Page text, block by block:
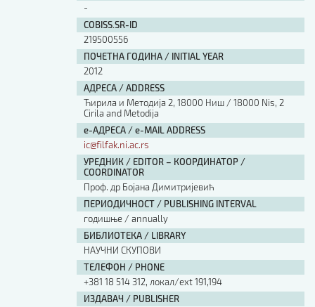
-
COBISS.SR-ID
219500556
ПОЧЕТНА ГОДИНА / INITIAL YEAR
2012
АДРЕСА / ADDRESS
Ћирила и Методија 2, 18000 Ниш / 18000 Nis, 2
Cirila and Metodija
е-АДРЕСА / e-MAIL ADDRESS
ic@filfak.ni.ac.rs
УРЕДНИК / EDITOR – КООРДИНАТОР /
COORDINATOR
Проф. др Бојана Димитријевић
ПЕРИОДИЧНОСТ / PUBLISHING INTERVAL
годишње / annually
БИБЛИОТЕКА / LIBRARY
НАУЧНИ СКУПОВИ
ТЕЛЕФОН / PHONE
+381 18 514 312, локал/ext 191,194
ИЗДАВАЧ / PUBLISHER